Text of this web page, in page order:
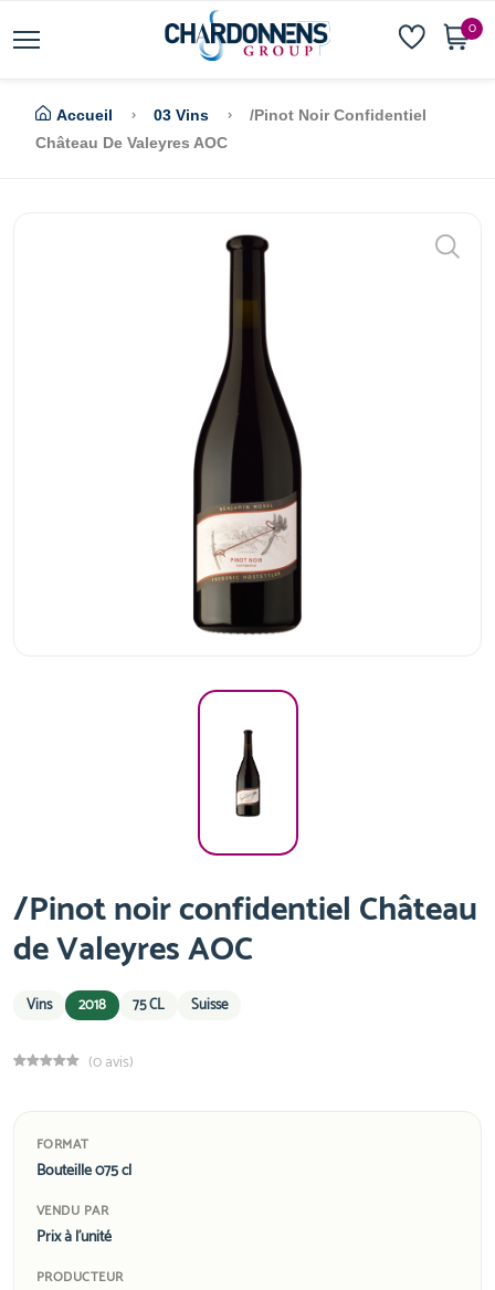
0
Accueil 03 Vins
/Pinot Noir Confidentiel
Château De Valeyres AOC
/Pinot noir confidentiel Château
de Valeyres AOC
Vins 2018 75 CL Suisse
(0 avis)
FORMAT
Bouteille 075 cl
VENDU PAR
Prix à l'unité
PRODUCTEUR